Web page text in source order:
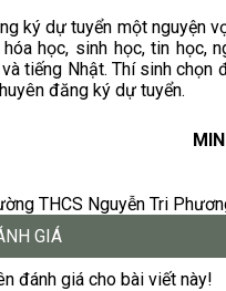
ký dự tuyển một nguyện
học, sinh học, tin học,
tiếng Nhật. Thí sinh chọn
đăng ký dự tuyển.
THCS Nguyễn Tri
GIÁ
đánh giá cho bài viết này!